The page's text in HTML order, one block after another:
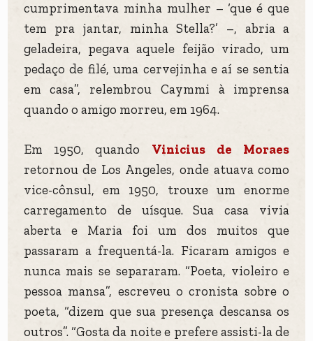
cumprimentava minha mulher – ‘que é que
tem pra jantar, minha Stella?’ –, abria a
geladeira, pegava aquele feijão virado, um
pedaço de filé, uma cervejinha e aí se sentia
em casa”, relembrou Caymmi à imprensa
quando o amigo morreu, em 1964.
Em 1950, quando Vinicius de Moraes
retornou de Los Angeles, onde atuava como
vice-cônsul, em 1950, trouxe um enorme
carregamento de uísque. Sua casa vivia
aberta e Maria foi um dos muitos que
passaram a frequentá-la. Ficaram amigos e
nunca mais se separaram. “Poeta, violeiro e
pessoa mansa”, escreveu o cronista sobre o
poeta, “dizem que sua presença descansa os
outros”. “Gosta da noite e prefere assisti-la de